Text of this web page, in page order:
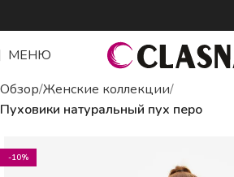
МЕНЮ
Обзор Женские коллекции
Пуховики натуральный пух перо
-10%